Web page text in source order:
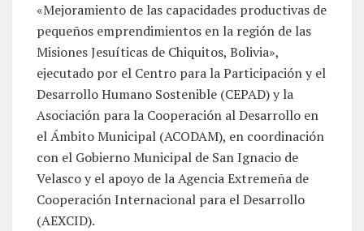
«Mejoramiento de las capacidades productivas de
pequeños emprendimientos en la región de las
Misiones Jesuíticas de Chiquitos, Bolivia»,
ejecutado por el Centro para la Participación y el
Desarrollo Humano Sostenible (CEPAD) y la
Asociación para la Cooperación al Desarrollo en
el Ámbito Municipal (ACODAM), en coordinación
con el Gobierno Municipal de San Ignacio de
Velasco y el apoyo de la Agencia Extremeña de
Cooperación Internacional para el Desarrollo
(AEXCID).